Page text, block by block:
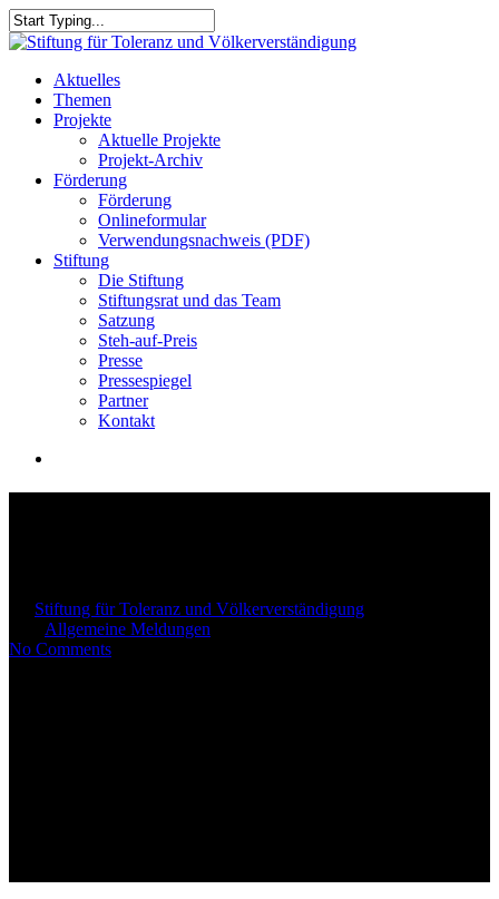
Skip
to
content
Close
search
Menu
Aktuelles
Themen
Projekte
Aktuelle Projekte
Projekt-Archiv
Förderung
Förderung
Onlineformular
Verwendungsnachweis (PDF)
Stiftung
Die Stiftung
Stiftungsrat und das Team
Satzung
Steh-auf-Preis
Presse
Pressespiegel
Partner
Kontakt
Stiftung für Toleranz und Völkerverständigung
Allgemeine Meldungen
No Comments